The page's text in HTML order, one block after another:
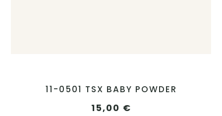
11-0501 TSX BABY POWDER
15,00 €